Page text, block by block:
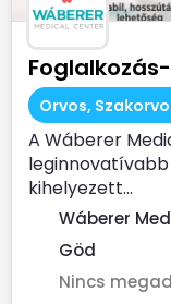
Orvos,
A Wáberer
kihelyezett...
Wáberer
Göd
Nincs